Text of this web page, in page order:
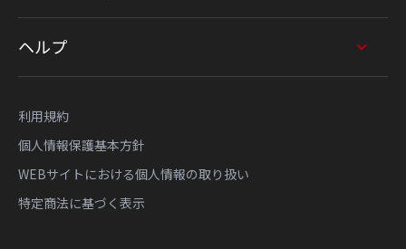
ヘルプ
利用規約
個人情報保護基本方針
WEBサイトにおける個人情報の取り扱い
特定商法に基づく表示